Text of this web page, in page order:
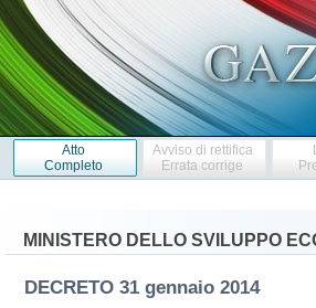
Atto
Completo
Avviso di rettifica
Errata corrige
MINISTERO DELLO SVILUPPO
DECRETO 31 gennaio 2014